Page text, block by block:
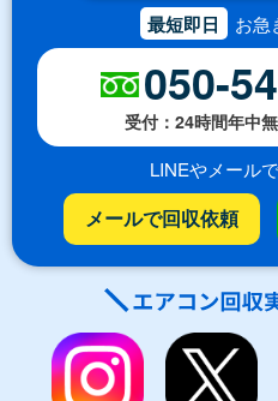
最短即日 お急
050-
受付：24時間年中
LINEやメール
メールで回収依頼